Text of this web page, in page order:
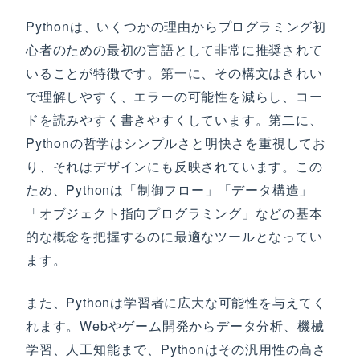
Pythonは、いくつかの理由からプログラミング初
心者のための最初の言語として非常に推奨されて
いることが特徴です。第一に、その構文はきれい
で理解しやすく、エラーの可能性を減らし、コー
ドを読みやすく書きやすくしています。第二に、
Pythonの哲学はシンプルさと明快さを重視してお
り、それはデザインにも反映されています。この
ため、Pythonは「制御フロー」「データ構造」
「オブジェクト指向プログラミング」などの基本
的な概念を把握するのに最適なツールとなってい
ます。
また、Pythonは学習者に広大な可能性を与えてく
れます。Webやゲーム開発からデータ分析、機械
学習、人工知能まで、Pythonはその汎用性の高さ